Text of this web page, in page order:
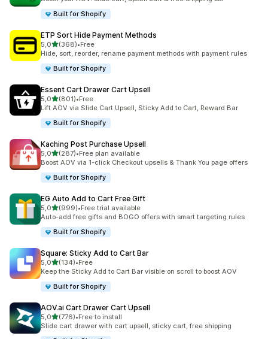
Built for Shopify
ETP Sort Hide Payment Methods
5,0/ 5 tähteä
(368)
368 arvostelua yhteensä
•Free
Hide, sort, reorder, rename payment methods with payment rules
Built for Shopify
Essent Cart Drawer Cart Upsell
5,0/ 5 tähteä
(801)
801 arvostelua yhteensä
•Free
Lift AOV via Slide Cart Upsell, Sticky Add to Cart, Reward Bar
Built for Shopify
Kaching Post Purchase Upsell
5,0/ 5 tähteä
(287)
287 arvostelua yhteensä
•Free plan available
Boost AOV via 1-click Checkout upsells & Thank You page offers
Built for Shopify
EG Auto Add to Cart Free Gift
5,0/ 5 tähteä
(999)
999 arvostelua yhteensä
•Free trial available
Auto-add free gifts and BOGO offers with smart targeting rules
Built for Shopify
Square: Sticky Add to Cart Bar
5,0/ 5 tähteä
(134)
134 arvostelua yhteensä
•Free
Keep the Sticky Add to Cart Bar visible on scroll to boost AOV
Built for Shopify
AOV.ai Cart Drawer Cart Upsell
5,0/ 5 tähteä
(776)
776 arvostelua yhteensä
•Free to install
Slide cart drawer with cart upsell, sticky cart, free shipping